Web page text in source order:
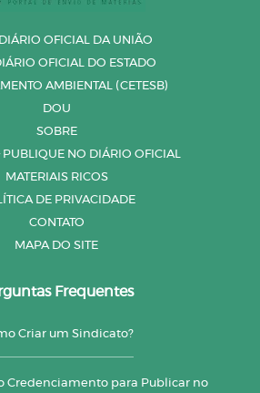
OFICIAL DA UNIÃO
OFICIAL DO ESTADO
AMBIENTAL (CETESB)
DOU
SOBRE
PUBLIQUE NO DIÁRIO OFICIAL
MATERIAIS RICOS
DE PRIVACIDADE
CONTATO
MAPA DO SITE
Frequentes
Criar um Sindicato?
Credenciamento para Publicar no